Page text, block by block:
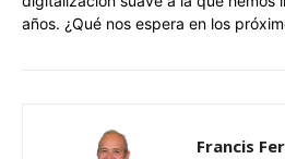
años. ¿Qué nos espera en los
Francis